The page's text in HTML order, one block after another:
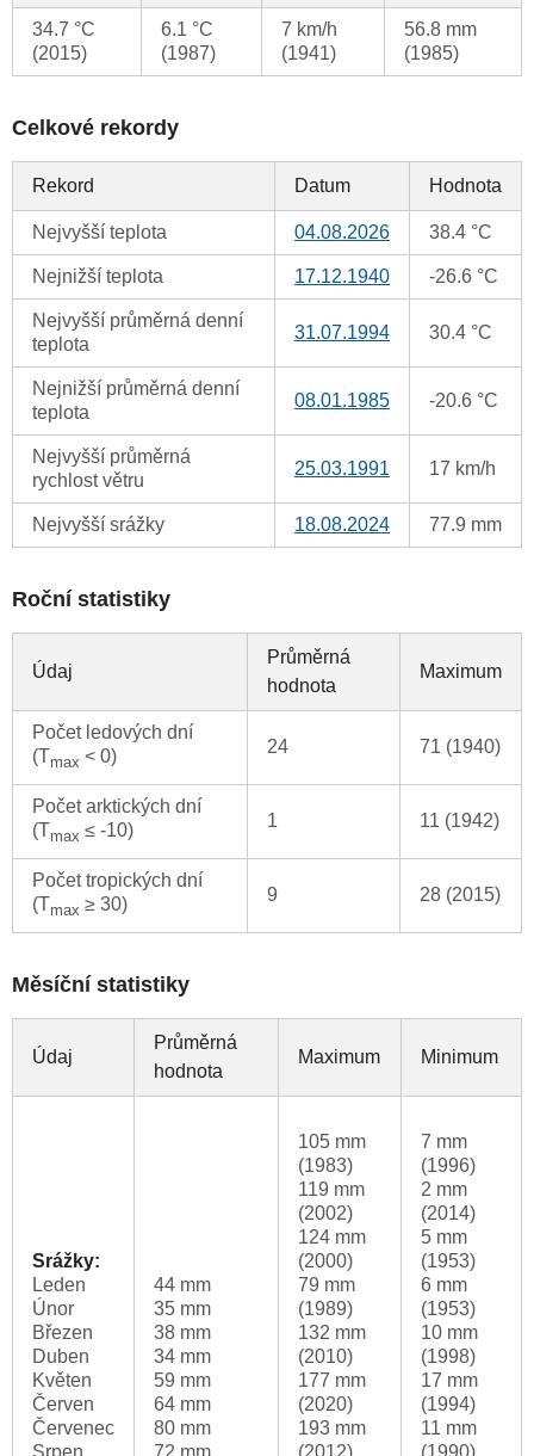
34.7 °C
(2015)
6.1 °C
(1987)
7 km/h
(1941)
56.8 mm
(1985)
Celkové rekordy
Rekord Datum Hodnota
Nejvyšší teplota 04.08.2026 38.4 °C
Nejnižší teplota 17.12.1940 -26.6 °C
Nejvyšší průměrná denní
teplota
31.07.1994 30.4 °C
Nejnižší průměrná denní
teplota
08.01.1985 -20.6 °C
Nejvyšší průměrná
rychlost větru
25.03.1991 17 km/h
Nejvyšší srážky 18.08.2024 77.9 mm
Roční statistiky
Údaj
Průměrná
hodnota
Maximum
Počet ledových dní
(Tmax < 0) 24 71 (1940)
Počet arktických dní
(Tmax ≤ -10) 1 11 (1942)
Počet tropických dní
(Tmax ≥ 30) 9 28 (2015)
Měsíční statistiky
Údaj
Průměrná
hodnota
Maximum Minimum
Srážky:
Leden
Únor
Březen
Duben
Květen
Červen
Červenec
44 mm
35 mm
38 mm
34 mm
59 mm
64 mm
80 mm
105 mm
(1983)
119 mm
(2002)
124 mm
(2000)
79 mm
(1989)
132 mm
(2010)
177 mm
(2020)
193 mm
7 mm
(1996)
2 mm
(2014)
5 mm
(1953)
6 mm
(1953)
10 mm
(1998)
17 mm
(1994)
11 mm